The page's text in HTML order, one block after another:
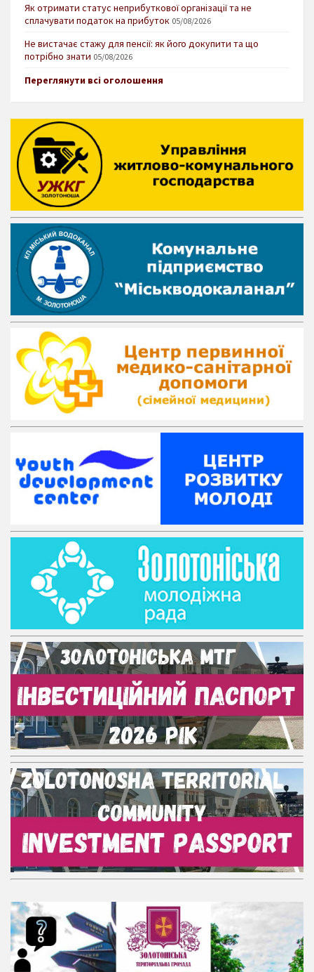
Як отримати статус неприбуткової організації та не
сплачувати податок на прибуток 05/08/2026
Не вистачає стажу для пенсії: як його докупити та що
потрібно знати 05/08/2026
Переглянути всі оголошення